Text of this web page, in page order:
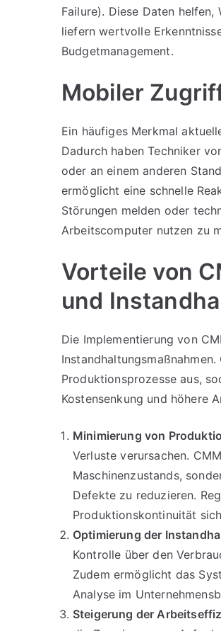
Failure). Diese Daten
liefern wertvolle
Budgetmanagement.
Mobiler
Ein häufiges Merkmal
Dadurch haben Techniker
oder an einem anderen
ermöglicht eine schnelle
Störungen melden oder
Arbeitscomputer nutzen zu
Vorteile von
und
Die Implementierung von
Produktionsprozesse aus,
Kostensenkung und höhere
Minimierung von
Verluste verursachen.
Maschinenzustands,
Defekte zu reduzieren.
Produktionskontinuität
Optimierung der
Kontrolle über den
Zudem ermöglicht das
Analyse im
Steigerung der